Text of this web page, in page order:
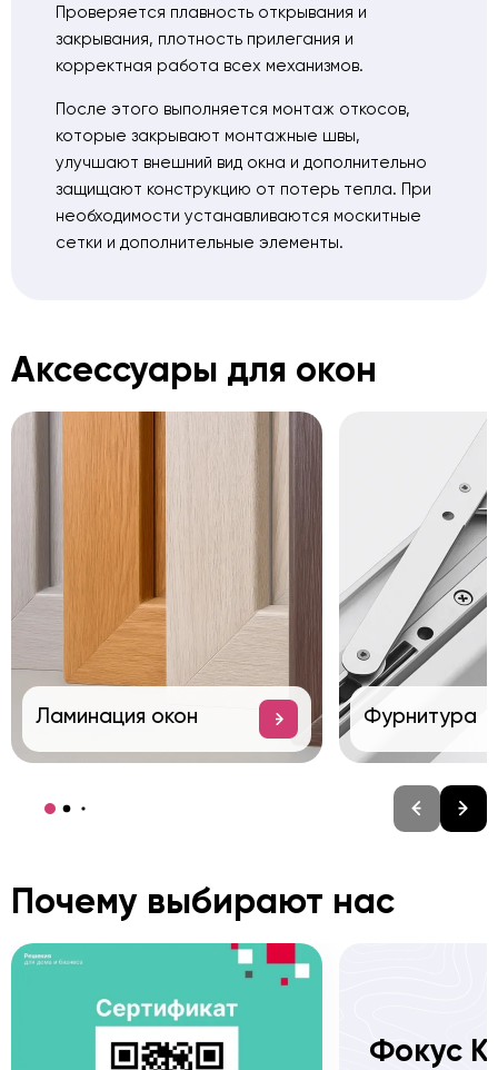
Проверяется плавность открывания и
закрывания, плотность прилегания и
корректная работа всех механизмов.
После этого выполняется монтаж откосов,
которые закрывают монтажные швы,
улучшают внешний вид окна и дополнительно
защищают конструкцию от потерь тепла. При
необходимости устанавливаются москитные
сетки и дополнительные элементы.
Аксессуары для окон
Ламинация окон Фурнитура
Почему выбирают нас
Фокус